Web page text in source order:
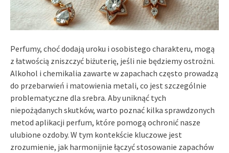
Perfumy, choć dodają uroku i osobistego charakteru, mogą
z łatwością zniszczyć biżuterię, jeśli nie będziemy ostrożni.
Alkohol i chemikalia zawarte w zapachach często prowadzą
do przebarwień i matowienia metali, co jest szczególnie
problematyczne dla srebra. Aby uniknąć tych
niepożądanych skutków, warto poznać kilka sprawdzonych
metod aplikacji perfum, które pomogą ochronić nasze
ulubione ozdoby. W tym kontekście kluczowe jest
zrozumienie, jak harmonijnie łączyć stosowanie zapachów